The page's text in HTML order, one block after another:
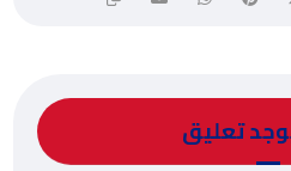
تعليق